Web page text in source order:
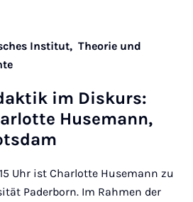
Institut, Theorie und
im Diskurs:
Huse­mann,
Uhr ist Charlotte Husemann zu
Paderborn. Im Rahmen der